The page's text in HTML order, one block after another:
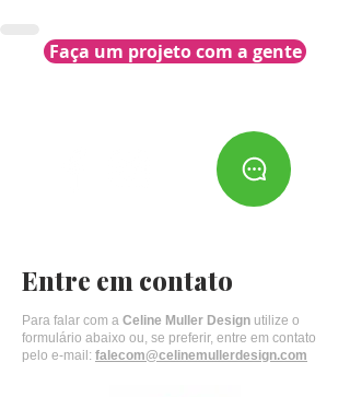
Faça um projeto com a gente
Entre em contato
Para falar com a Celine Muller Design utilize o
formulário abaixo ou, se preferir, entre em contato
pelo e-mail: falecom@celinemullerdesign.com